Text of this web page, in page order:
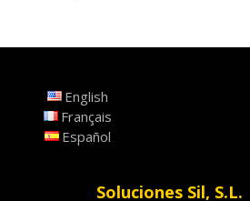
English
Français
Español
Soluciones Sil, S.L.